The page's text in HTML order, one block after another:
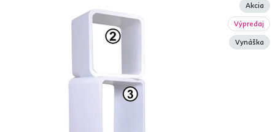
Akcia
Výpredaj
Vynáška